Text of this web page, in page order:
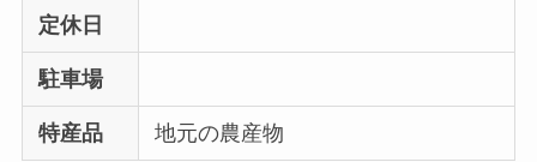
定休日
駐車場
特産品 地元の農産物